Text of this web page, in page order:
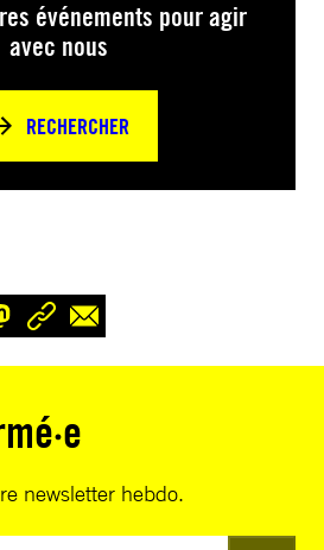
événements pour agir
avec nous
RECHERCHER
newsletter hebdo.